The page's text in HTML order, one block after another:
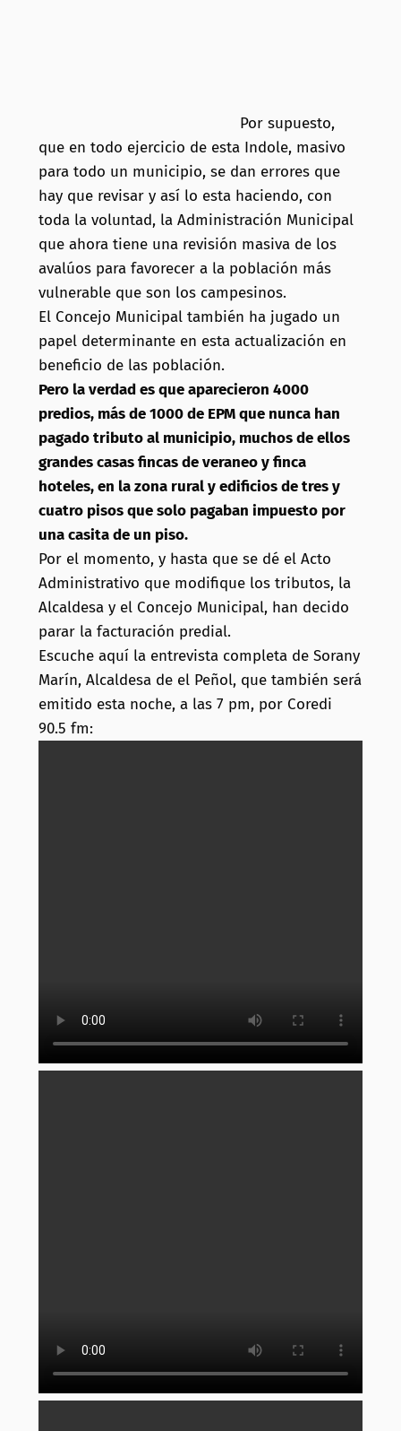
Por supuesto,
que en todo ejercicio de esta Indole, masivo
para todo un municipio, se dan errores que
hay que revisar y así lo esta haciendo, con
toda la voluntad, la Administración Municipal
que ahora tiene una revisión masiva de los
avalúos para favorecer a la población más
vulnerable que son los campesinos.
El Concejo Municipal también ha jugado un
papel determinante en esta actualización en
beneficio de las población.
Pero la verdad es que aparecieron 4000
predios, más de 1000 de EPM que nunca han
pagado tributo al municipio, muchos de ellos
grandes casas fincas de veraneo y finca
hoteles, en la zona rural y edificios de tres y
cuatro pisos que solo pagaban impuesto por
una casita de un piso.
Por el momento, y hasta que se dé el Acto
Administrativo que modifique los tributos, la
Alcaldesa y el Concejo Municipal, han decido
parar la facturación predial.
Escuche aquí la entrevista completa de Sorany
Marín, Alcaldesa de el Peñol, que también será
emitido esta noche, a las 7 pm, por Coredi
90.5 fm: